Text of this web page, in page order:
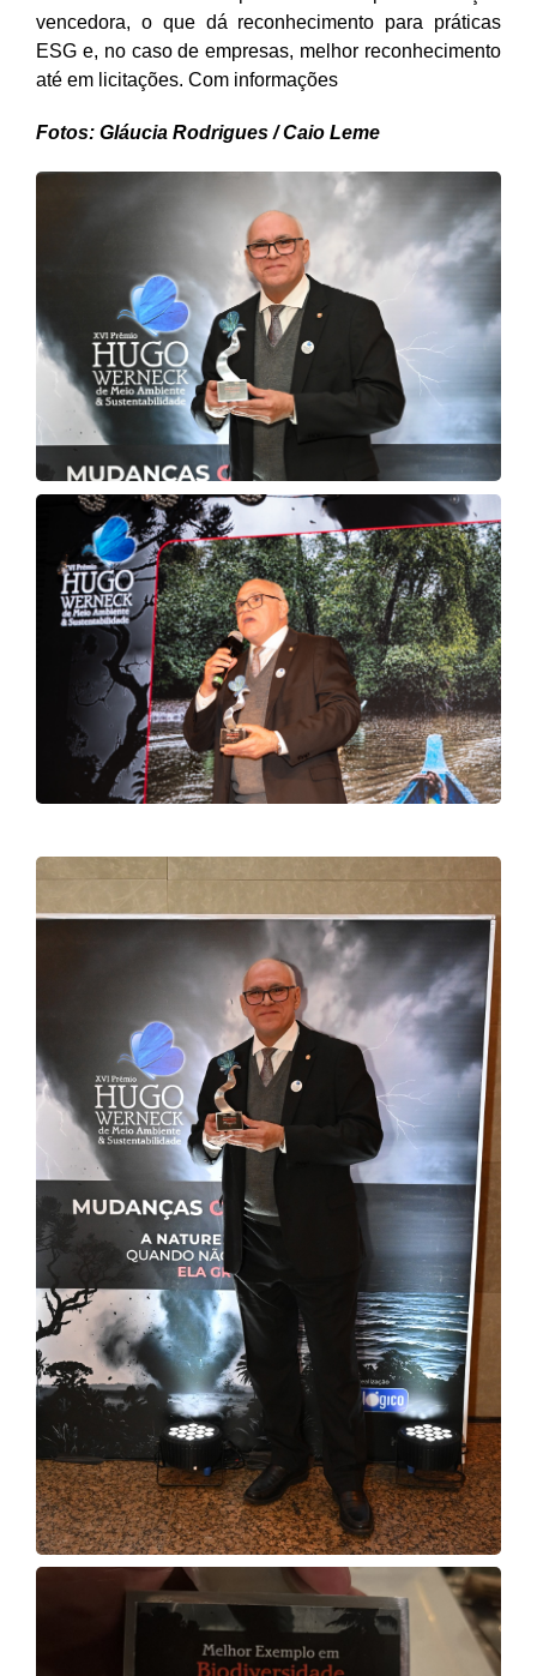
vencedora, o que dá reconhecimento para práticas
ESG e, no caso de empresas, melhor reconhecimento
até em licitações. Com informações
Fotos: Gláucia Rodrigues / Caio Leme